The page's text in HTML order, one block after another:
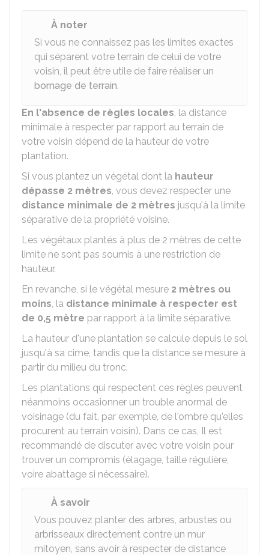
À noter
Si vous ne connaissez pas les limites exactes
qui séparent votre terrain de celui de votre
voisin, il peut être utile de faire réaliser un
bornage de terrain.
En l'absence de règles locales, la distance
minimale à respecter par rapport au terrain de
votre voisin dépend de la hauteur de votre
plantation.
Si vous plantez un végétal dont la hauteur
dépasse 2 mètres, vous devez respecter une
distance minimale de 2 mètres jusqu'à la limite
séparative de la propriété voisine.
Les végétaux plantés à plus de 2 mètres de cette
limite ne sont pas soumis à une restriction de
hauteur.
En revanche, si le végétal mesure 2 mètres ou
moins, la distance minimale à respecter est
de 0,5 mètre par rapport à la limite séparative.
La hauteur d'une plantation se calcule depuis le sol
jusqu'à sa cime, tandis que la distance se mesure à
partir du milieu du tronc.
Les plantations qui respectent ces règles peuvent
néanmoins occasionner un trouble anormal de
voisinage (du fait, par exemple, de l'ombre qu'elles
procurent au terrain voisin). Dans ce cas, Il est
recommandé de discuter avec votre voisin pour
trouver un compromis (élagage, taille régulière,
voire abattage si nécessaire).
À savoir
Vous pouvez planter des arbres, arbustes ou
arbrisseaux directement contre un mur
mitoyen, sans avoir à respecter de distance